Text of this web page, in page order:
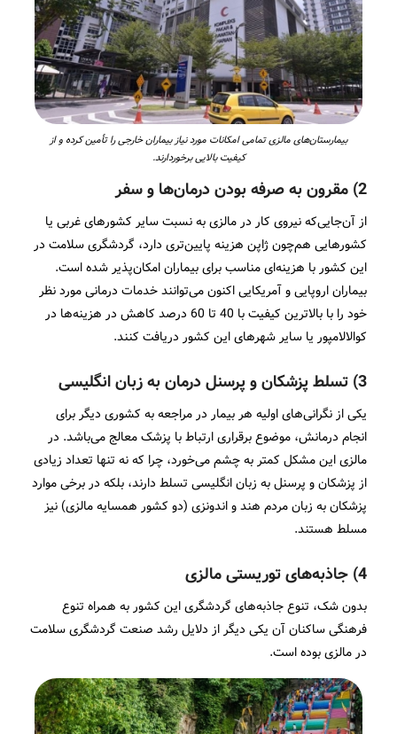
بیمارستان‌های مالزی تمامی امکانات مورد نیاز بیماران خارجی را تأمین کرده و از
کیفیت بالایی برخوردارند.
2) مقرون به صرفه بودن درمان‌ها و سفر
از آن‌جایی‌که نیروی کار در مالزی به نسبت سایر کشورهای غربی یا
کشورهایی هم‌چون ژاپن هزینه پایین­‌تری دارد، گردشگری سلامت در
این کشور با هزینه‌ای مناسب برای بیماران امکان‌پذیر شده است.
بیماران اروپایی و آمریکایی اکنون می‌توانند خدمات درمانی مورد نظر
خود را با بالاترین کیفیت با 40 تا 60 درصد کاهش در هزینه‌ها در
کوالالامپور یا سایر شهرهای این کشور دریافت کنند.
3) تسلط پزشکان و پرسنل درمان به زبان انگلیسی
یکی از نگرانی‌های اولیه هر بیمار در مراجعه به کشوری دیگر برای
انجام درمانش، موضوع برقراری ارتباط با پزشک معالج می‌باشد. در
مالزی این مشکل کمتر به چشم می‌خورد، چرا که نه تنها تعداد زیادی
از پزشکان و پرسنل به زبان انگلیسی تسلط دارند، بلکه در برخی موارد
پزشکان به زبان مردم هند و اندونزی (دو کشور همسایه مالزی) نیز
مسلط هستند.
4) جاذبه‌های توریستی مالزی
بدون شک، تنوع جاذبه‌های گردشگری این کشور به همراه تنوع
فرهنگی ساکنان آن یکی دیگر از دلایل رشد صنعت گردشگری سلامت
در مالزی بوده است.